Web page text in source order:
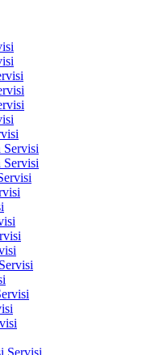
Servisi
Servisi
Servisi